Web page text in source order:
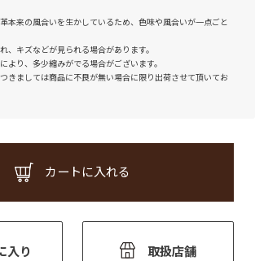
本来の風合いを生かしているため、色味や風合いが一点ごと
、キズなどが見られる場合があります。
より、多少縮みがでる場合がございます。
きましては商品に不良が無い場合に限り出荷させて頂いてお
カートに入れる
入り 取扱店舗